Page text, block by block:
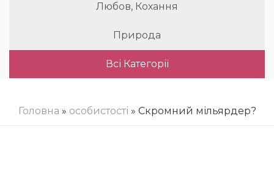
Любов, Кохання
Природа
Всі Категорії
Головна » особистості » Скромний мільярдер?